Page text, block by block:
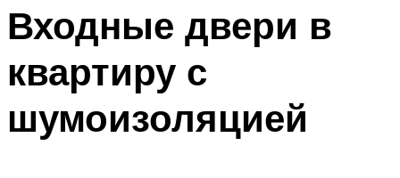
Входные двери в
квартиру с
шумоизоляцией